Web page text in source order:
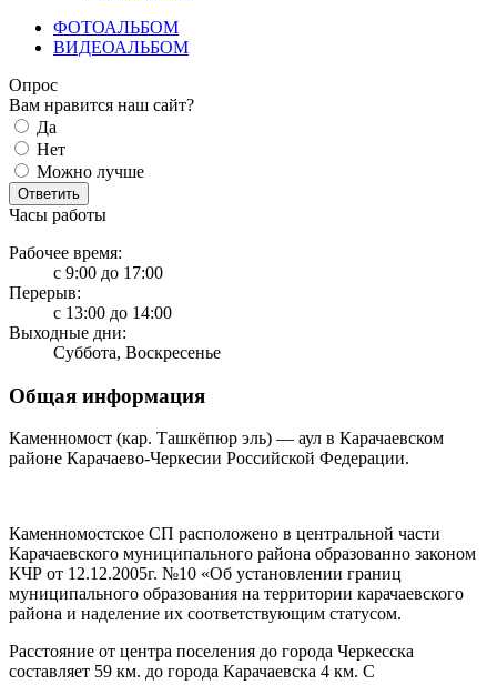
ФОТОАЛЬБОМ
ВИДЕОАЛЬБОМ
Опрос
Вам нравится наш сайт?
Да
Нет
Можно лучше
Ответить
Часы работы
Рабочее время:
с 9:00 до 17:00
Перерыв:
с 13:00 до 14:00
Выходные дни:
Суббота, Воскресенье
Общая информация
Каменномост (кар. Ташкёпюр эль) — аул в Карачаевском
районе Карачаево-Черкесии Российской Федерации.
Каменномостское СП расположено в центральной части
Карачаевского муниципального района образованно законом
КЧР от 12.12.2005г. №10 «Об установлении границ
муниципального образования на территории карачаевского
района и наделение их соответствующим статусом.
Расстояние от центра поселения до города Черкесска
составляет 59 км. до города Карачаевска 4 км. С